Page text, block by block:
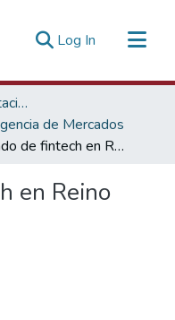
Log In (current)
Promoción de las Exportaciones
de Mercados
El mercado de fintech en Reino Unido
en Reino